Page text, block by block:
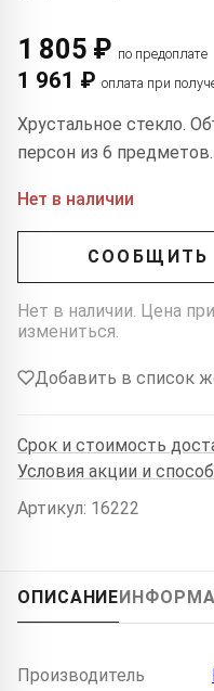
1 805 ₽ по предоплате
1 961 ₽ оплата при
Хрустальное стекло.
персон из 6 предметов.
Нет в наличии
СООБЩИТЬ
Нет в наличии. Цена
измениться.
Добавить в список
Срок и стоимость
Условия акции и
Артикул: 16222
ОПИСАНИЕ
Производитель